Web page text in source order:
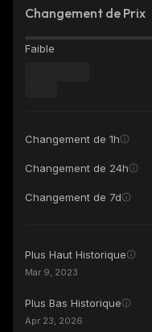
Changement de Prix
Faible
Changement de 1h
Changement de 24h
Changement de 7d
Plus Haut Historique
Mar 9, 2023
Plus Bas Historique
Apr 23, 2026